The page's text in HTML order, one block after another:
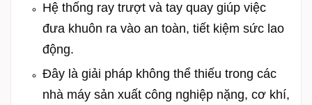
Hệ thống ray trượt và tay quay giúp việc
đưa khuôn ra vào an toàn, tiết kiệm sức lao
động.
Đây là giải pháp không thể thiếu trong các
nhà máy sản xuất công nghiệp nặng, cơ khí,